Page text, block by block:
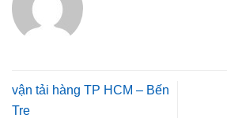
vận tải hàng TP HCM – Bến
Tre